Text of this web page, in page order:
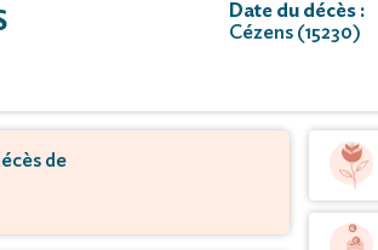
Date du décès :
Cézens (15230)
de